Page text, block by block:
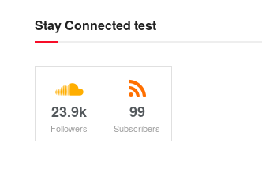
Stay Connected test
23.9k
Followers
99
Subscribers